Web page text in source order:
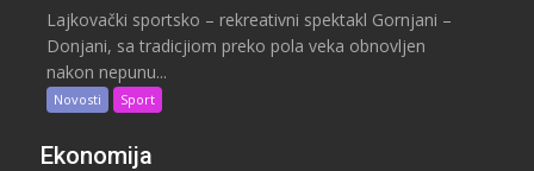
Lajkovački sportsko – rekreativni spektakl Gornjani –
Donjani, sa tradicjiom preko pola veka obnovljen
nakon nepunu...
Novosti Sport
Ekonomija